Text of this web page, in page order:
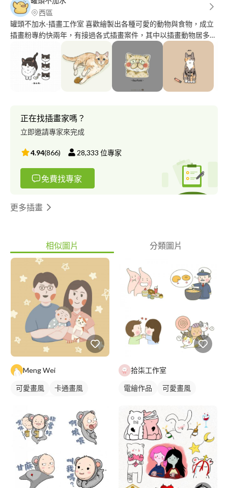
西區
罐頭不加水-插畫工作室 喜歡繪製出各種可愛的動物與食物，成立
插畫粉專約快兩年，有接過各式插畫案件，其中以插畫動物居多，
而生，名字也是因為貓咪而取，後來慢慢有了自己想創作的東西，
也希望能帶給大家更多可愛的作品！
正在找插畫家嗎？
立即邀請專家來完成
4.94(866) 28,333 位專家
免費找專家
更多插畫
相似圖片 分類圖片
Meng Wei
可愛畫風
卡通畫風
拾柒工作室
電繪作品
可愛畫風